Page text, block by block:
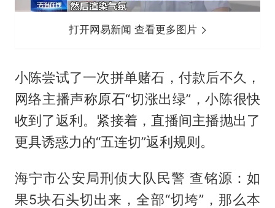
打开网易新闻 查看更多图片
小陈尝试了一次拼单赌石，付款后不久，
网络主播声称原石“切涨出绿”，小陈很快
收到了返利。紧接着，直播间主播抛出了
更具诱惑力的“五连切”返利规则。
海宁市公安局刑侦大队民警 查铭源：如
果5块石头切出来，全部“切垮”，那么本